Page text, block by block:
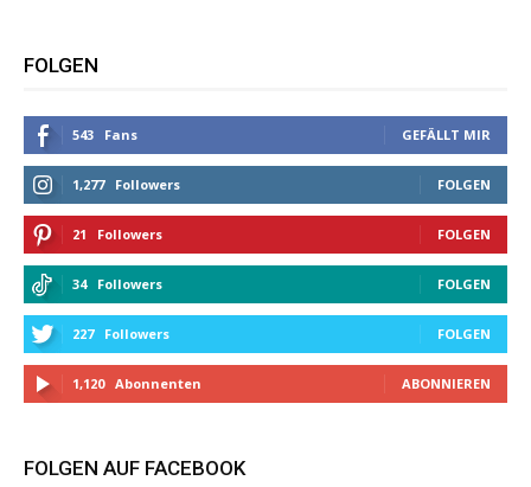
FOLGEN
543 Fans GEFÄLLT MIR
1,277 Followers FOLGEN
21 Followers FOLGEN
34 Followers FOLGEN
227 Followers FOLGEN
1,120 Abonnenten ABONNIEREN
FOLGEN AUF FACEBOOK